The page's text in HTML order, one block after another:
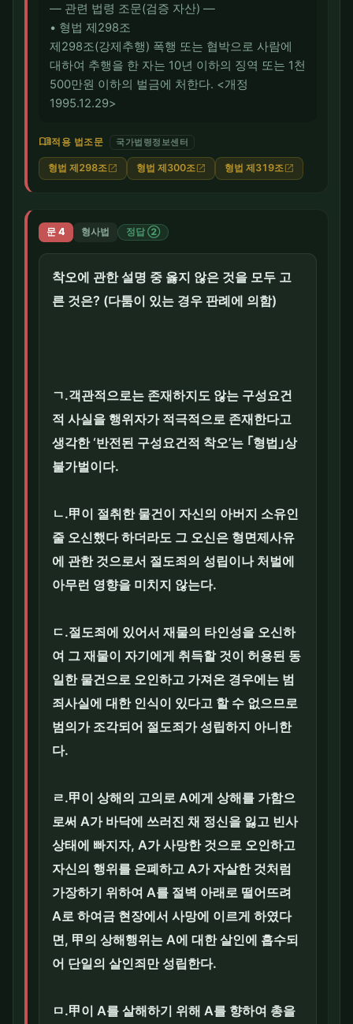
― 관련 법령 조문(검증 자산) ―
• 형법 제298조
제298조(강제추행) 폭행 또는 협박으로 사람에
대하여 추행을 한 자는 10년 이하의 징역 또는 1천
500만원 이하의 벌금에 처한다. <개정
1995.12.29>
menu_book적용 법조문 국가법령정보센터
형법 제298조open_in_new 형법 제300조open_in_new 형법 제319조open_in_new
문 4 형사법 정답 ②
착오에 관한 설명 중 옳지 않은 것을 모두 고
른 것은? (다툼이 있는 경우 판례에 의함)
ㄱ.객관적으로는 존재하지도 않는 구성요건
적 사실을 행위자가 적극적으로 존재한다고
생각한 ‘반전된 구성요건적 착오’는 ｢형법｣상
불가벌이다.
ㄴ.甲이 절취한 물건이 자신의 아버지 소유인
줄 오신했다 하더라도 그 오신은 형면제사유
에 관한 것으로서 절도죄의 성립이나 처벌에
아무런 영향을 미치지 않는다.
ㄷ.절도죄에 있어서 재물의 타인성을 오신하
여 그 재물이 자기에게 취득할 것이 허용된 동
일한 물건으로 오인하고 가져온 경우에는 범
죄사실에 대한 인식이 있다고 할 수 없으므로
범의가 조각되어 절도죄가 성립하지 아니한
다.
ㄹ.甲이 상해의 고의로 A에게 상해를 가함으
로써 A가 바닥에 쓰러진 채 정신을 잃고 빈사
상태에 빠지자, A가 사망한 것으로 오인하고
자신의 행위를 은폐하고 A가 자살한 것처럼
가장하기 위하여 A를 절벽 아래로 떨어뜨려
A로 하여금 현장에서 사망에 이르게 하였다
면, 甲의 상해행위는 A에 대한 살인에 흡수되
어 단일의 살인죄만 성립한다.
ㅁ.甲이 A를 살해하기 위해 A를 향하여 총을